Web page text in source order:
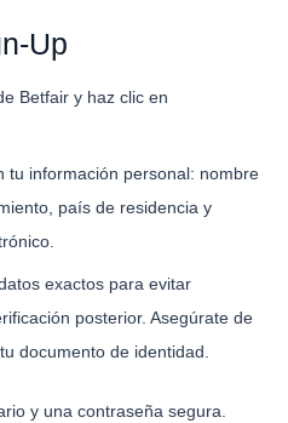
Up
Betfair y haz clic en
tu información personal: nombre
país de residencia y
exactos para evitar
posterior. Asegúrate de
documento de identidad.
y una contraseña segura.